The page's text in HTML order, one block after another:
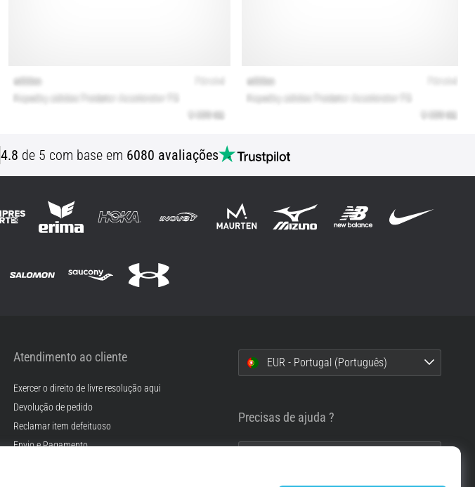
4.8 de 5 com base em 6080 avaliações
Atendimento ao cliente
Exercer o direito de livre resolução aqui
Devolução de pedido
Reclamar item defeituoso
Envio e Pagamento
EUR - Portugal (Português)
Precisas de ajuda ?